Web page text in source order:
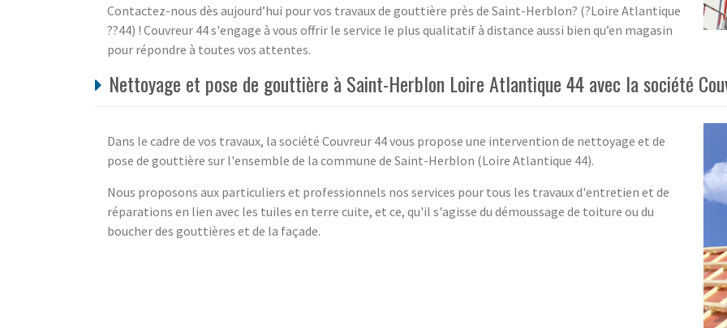
Contactez-nous dès aujourd’hui pour vos travaux de gouttière près de Saint-Herblon? (?Loire Atlantique
??44) ! Couvreur 44 s'engage à vous offrir le service le plus qualitatif à distance aussi bien qu’en magasin
pour répondre à toutes vos attentes.
Nettoyage et pose de gouttière à Saint-Herblon Loire Atlantique 44 avec la société
Dans le cadre de vos travaux, la société Couvreur 44 vous propose une intervention de nettoyage et de
pose de gouttière sur l'ensemble de la commune de Saint-Herblon (Loire Atlantique 44).
Nous proposons aux particuliers et professionnels nos services pour tous les travaux d'entretien et de
réparations en lien avec les tuiles en terre cuite, et ce, qu'il s'agisse du démoussage de toiture ou du
boucher des gouttières et de la façade.